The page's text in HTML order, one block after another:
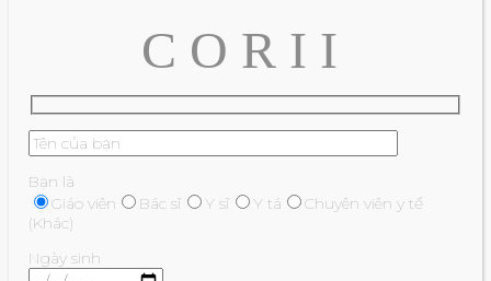
C O R I I
Bạn là
Giáo viên
Bác sĩ Y sĩ Y tá
Chuyên viên y tế
(Khác)
Ngày sinh